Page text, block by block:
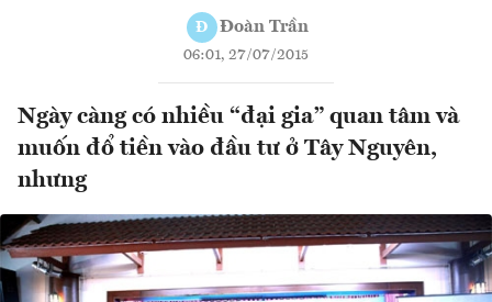
Đ Đoàn Trần
06:01, 27/07/2015
Ngày càng có nhiều “đại gia” quan tâm và
muốn đổ tiền vào đầu tư ở Tây Nguyên,
nhưng